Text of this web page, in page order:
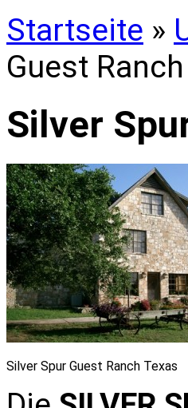
Startseite »
Guest
Silver
Silver Spur Guest Ranch Texas